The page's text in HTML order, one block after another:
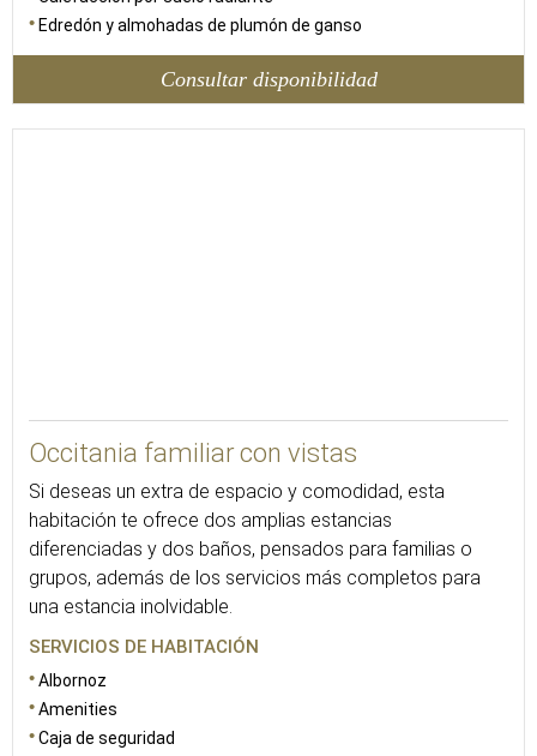
Edredón y almohadas de plumón de ganso
Consultar disponibilidad
Occitania familiar con vistas
Si deseas un extra de espacio y comodidad, esta
habitación te ofrece dos amplias estancias
diferenciadas y dos baños, pensados para familias o
grupos, además de los servicios más completos para
una estancia inolvidable.
SERVICIOS DE HABITACIÓN
Albornoz
Amenities
Caja de seguridad